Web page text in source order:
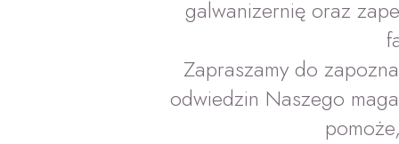
galwanizernię oraz
Zapraszamy do
odwiedzin Naszego